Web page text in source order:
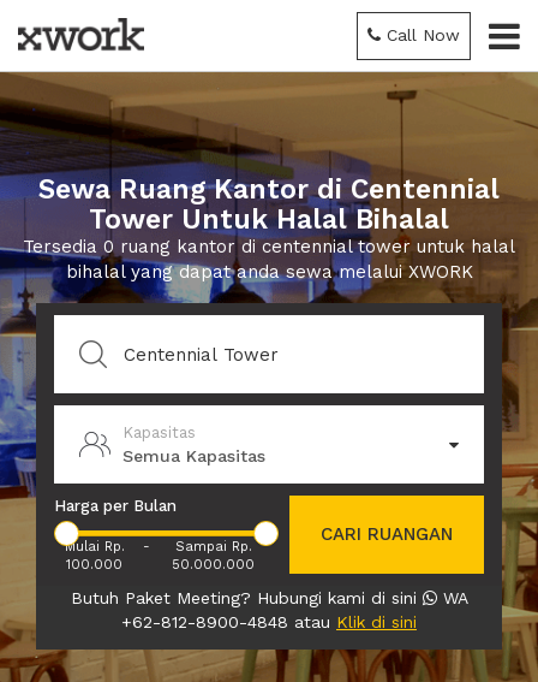
Call Now
Sewa Ruang Kantor di Centennial
Tower Untuk Halal Bihalal
Tersedia 0 ruang kantor di centennial tower untuk halal
bihalal yang dapat anda sewa melalui XWORK
Kapasitas
Semua Kapasitas
Harga per Bulan
Mulai Rp.
100.000
-
Sampai Rp.
50.000.000
CARI RUANGAN
Butuh Paket Meeting? Hubungi kami di sini
WA
+62-812-8900-4848 atau Klik di sini